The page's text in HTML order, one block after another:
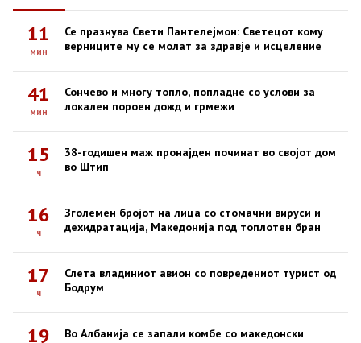
11
мин
Се празнува Свети Пантелејмон: Светецот кому
верниците му се молат за здравје и исцеление
41
мин
Сончево и многу топло, попладне со услови за
локален пороен дожд и грмежи
15
ч
38-годишен маж пронајден починат во својот дом
во Штип
16
ч
Зголемен бројот на лица со стомачни вируси и
дехидратација, Македонија под топлотен бран
17
ч
Слета владиниот авион со повредениот турист од
Бодрум
19
Во Албанија се запали комбе со македонски